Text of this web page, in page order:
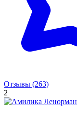
Отзывы (263)
2